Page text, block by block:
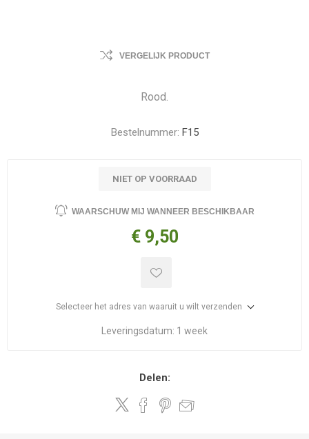
VERGELIJK PRODUCT
Rood.
Bestelnummer: F15
NIET OP VOORRAAD
WAARSCHUW MIJ WANNEER BESCHIKBAAR
€ 9,50
Selecteer het adres van waaruit u wilt verzenden
Leveringsdatum: 1 week
Delen: